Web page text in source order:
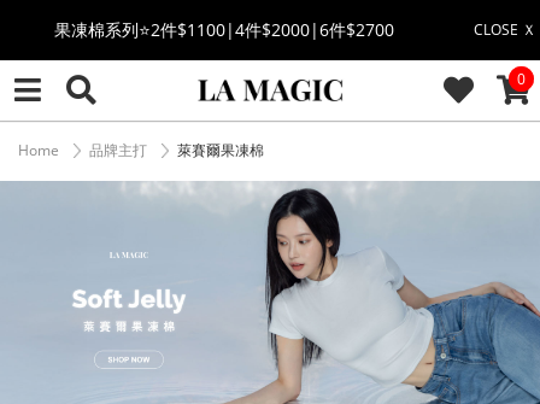
CLOSE Ｘ
果凍棉系列⭐2件$1100|4件$2000|6件$2700
萊卡棉系列💫 2件$1100 | 4件$2000 | 6件$2700
🔥點擊立即➕官方LINE領取$100🔥
🎉週年慶全館88折(特價品除外/於結帳顯示)🎉
感恩回饋價🎁零修圖系列$399起>
全館滿$3000即贈「夏日條紋草編包」👜
絲柔莫代爾系列🤍任選兩件$1000
0
Home 品牌主打 萊賽爾果凍棉